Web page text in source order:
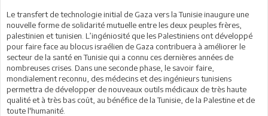
Le transfert de technologie initial de Gaza vers la Tunisie inaugure une
nouvelle forme de solidarité mutuelle entre les deux peuples frères,
palestinien et tunisien. L’ingéniosité que les Palestiniens ont développé
pour faire face au blocus israélien de Gaza contribuera à améliorer le
secteur de la santé en Tunisie qui a connu ces dernières années de
nombreuses crises. Dans une seconde phase, le savoir faire,
mondialement reconnu, des médecins et des ingénieurs tunisiens
permettra de développer de nouveaux outils médicaux de très haute
qualité et à très bas coût, au bénéfice de la Tunisie, de la Palestine et de
toute l'humanité.